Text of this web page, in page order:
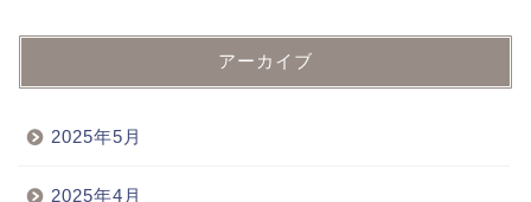
アーカイブ
2025年5月
2025年4月